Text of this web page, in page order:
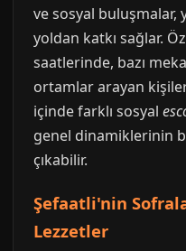
ve sosyal buluşmalar,
yoldan katkı sağlar.
saatlerinde, bazı
ortamlar arayan
içinde farklı sosyal
genel dinamiklerinin
çıkabilir.
Şefaatli'nin
Lezzetler